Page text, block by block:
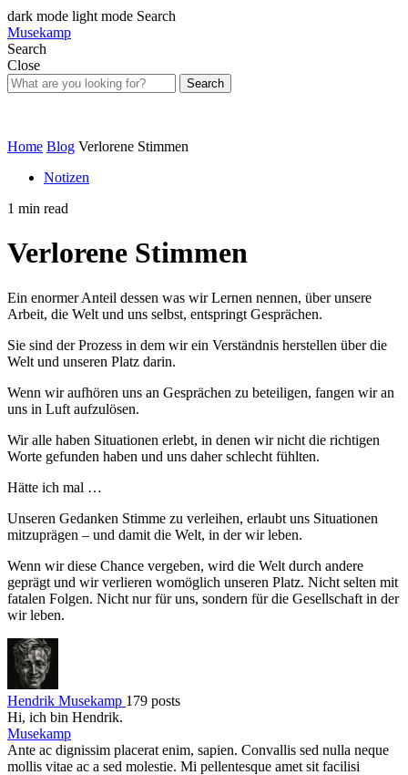
dark mode light mode Search
Musekamp
Search
Close
Search
Home Blog Verlorene Stimmen
Notizen
1 min read
Verlorene Stimmen
Ein enormer Anteil dessen was wir Lernen nennen, über unsere
Arbeit, die Welt und uns selbst, entspringt Gesprächen.
Sie sind der Prozess in dem wir ein Verständnis herstellen über die
Welt und unseren Platz darin.
Wenn wir aufhören uns an Gesprächen zu beteiligen, fangen wir an
uns in Luft aufzulösen.
Wir alle haben Situationen erlebt, in denen wir nicht die richtigen
Worte gefunden haben und uns daher schlecht fühlten.
Hätte ich mal …
Unseren Gedanken Stimme zu verleihen, erlaubt uns Situationen
mitzuprägen – und damit die Welt, in der wir leben.
Wenn wir diese Chance vergeben, wird die Welt durch andere
geprägt und wir verlieren womöglich unseren Platz. Nicht selten mit
fatalen Folgen. Nicht nur für uns, sondern für die Gesellschaft in der
wir leben.
Hendrik Musekamp 179 posts
Hi, ich bin Hendrik.
Musekamp
Ante ac dignissim placerat enim, sapien. Convallis sed nulla neque
mollis vitae ac a sed molestie. Mi pellentesque amet sit facilisi